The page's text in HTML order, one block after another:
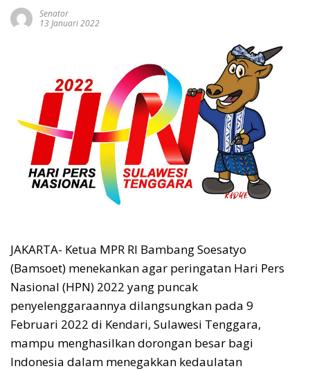
Senator
13 Januari 2022
JAKARTA- Ketua MPR RI Bambang Soesatyo
(Bamsoet) menekankan agar peringatan Hari Pers
Nasional (HPN) 2022 yang puncak
penyelenggaraannya dilangsungkan pada 9
Februari 2022 di Kendari, Sulawesi Tenggara,
mampu menghasilkan dorongan besar bagi
Indonesia dalam menegakkan kedaulatan